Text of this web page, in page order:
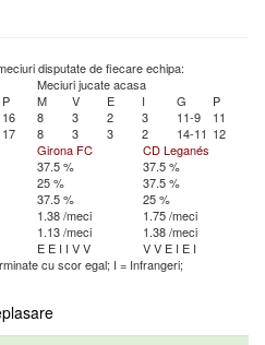
disputate de fiecare echipa:
Meciuri jucate acasa
P M V E I G
P
16 8 3 2 3 11-9
11
17 8 3 3 2 14-11 12
Girona FC
CD Leganés
37.5 %
37.5 %
25 %
37.5 %
37.5 %
25 %
1.38 /meci
1.75 /meci
1.13 /meci
1.38 /meci
E E I I VV VV E I E I
cu scor egal; I = Infrangeri;